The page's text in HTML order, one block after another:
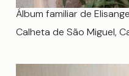
Álbum familiar de
Calheta de São Miguel,